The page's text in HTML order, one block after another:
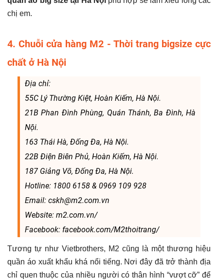
chị em.
4. Chuỗi cửa hàng M2 - Thời trang bigsize cực
chất ở Hà Nội
Địa chỉ:
55C Lý Thường Kiệt, Hoàn Kiếm, Hà Nội.
21B Phan Đình Phùng, Quán Thánh, Ba Đình, Hà
Nội.
163 Thái Hà, Đống Đa, Hà Nội.
22B Điện Biên Phủ, Hoàn Kiếm, Hà Nội.
187 Giảng Võ, Đống Đa, Hà Nội.
Hotline: 1800 6158 & 0969 109 928
Email: cskh@m2.com.vn
Website: m2.com.vn/
Facebook: facebook.com/M2thoitrang/
Tương tự như Vietbrothers, M2 cũng là một thương hiệu
quần áo xuất khẩu khá nổi tiếng. Nơi đây đã trở thành địa
chỉ quen thuộc của nhiều người có thân hình “vượt cỡ” để